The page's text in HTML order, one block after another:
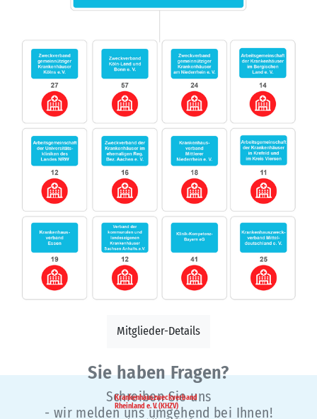
Mitglieder-Details
Sie haben Fragen?
Schreiben Sie uns
- wir melden uns umgehend bei Ihnen!
Krankenhauszweckverband
Rheinland e. V. (KHZV)